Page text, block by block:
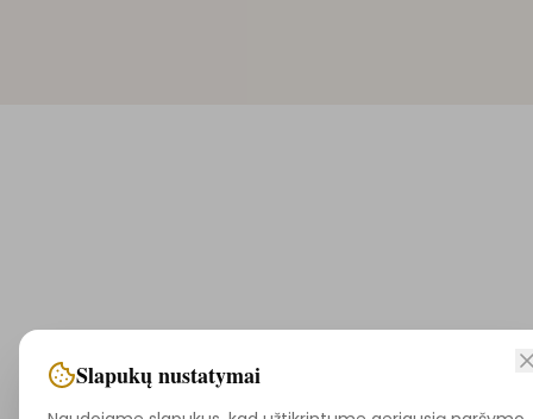
Slapukų nustatymai